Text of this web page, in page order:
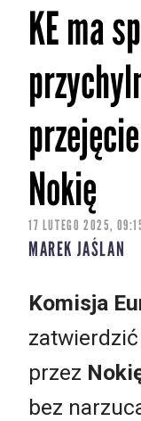
KE ma
Nokię
17 LUTEGO 2025,
MAREK JAŚLAN
Komisja
przez
bez